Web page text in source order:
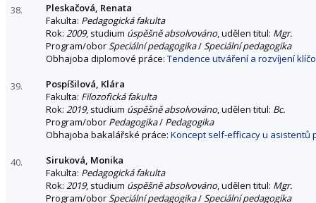
38.
Pleskačová, Renata
Fakulta: Pedagogická fakulta
Rok: 2009, studium úspěšně absolvováno, udělen titul: Mgr.
Program/oborSpeciální pedagogika/Speciální pedagogika
Obhajoba diplomové práce: Tendence utváření a rozvíjení
39.
Pospíšilová, Klára
Fakulta: Filozofická fakulta
Rok: 2019, studium úspěšně absolvováno, udělen titul: Bc.
Program/obor Pedagogika/ Pedagogika
Obhajoba bakalářské práce: Koncept self-efficacy u asistentů
40.
Siruková, Monika
Fakulta: Pedagogická fakulta
Rok: 2019, studium úspěšně absolvováno, udělen titul: Mgr.
Program/oborSpeciální pedagogika/Speciální pedagogika